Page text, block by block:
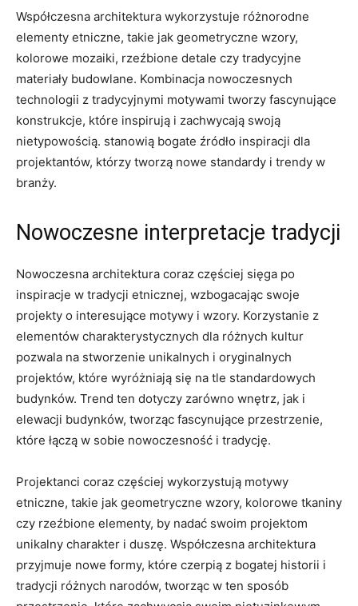
Współczesna architektura wykorzystuje różnorodne
elementy etniczne, takie jak geometryczne wzory,
kolorowe mozaiki, ⁣rzeźbione detale czy tradycyjne
materiały budowlane. Kombinacja nowoczesnych
technologii z tradycyjnymi‌ motywami tworzy fascynujące
‍konstrukcje, które inspirują i zachwycają⁢ swoją
nietypowością. stanowią bogate źródło inspiracji‌ dla⁤
projektantów, którzy tworzą nowe standardy i trendy w
branży.
Nowoczesne interpretacje tradycji
Nowoczesna architektura coraz częściej sięga po‍
inspiracje w tradycji etnicznej, wzbogacając swoje
projekty o interesujące motywy i wzory. Korzystanie z
elementów charakterystycznych dla​ różnych kultur
pozwala na stworzenie unikalnych i oryginalnych⁣
projektów, które wyróżniają się na tle standardowych
budynków. Trend ten dotyczy zarówno wnętrz, ⁢jak i
‌elewacji‌ budynków, tworząc fascynujące przestrzenie,
które łączą ‍w‌ sobie nowoczesność i tradycję.
Projektanci coraz częściej wykorzystują ‌motywy
etniczne, takie jak geometryczne wzory, kolorowe tkaniny
czy⁢ rzeźbione elementy, by nadać swoim projektom
unikalny charakter i duszę. Współczesna architektura
przyjmuje nowe formy, które czerpią z bogatej historii i
tradycji różnych narodów,‍ tworząc w ten sposób